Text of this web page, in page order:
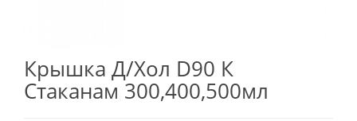
Крышка Д/хол D90 К
Стаканам 300,400,500мл